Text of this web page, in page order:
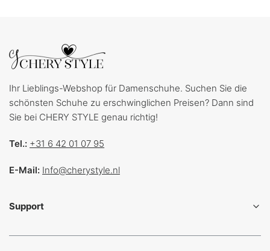
Ihr Lieblings-Webshop für Damenschuhe. Suchen Sie die
schönsten Schuhe zu erschwinglichen Preisen? Dann sind
Sie bei CHERY STYLE genau richtig!
Tel.: +31 6 42 01 07 95
E-Mail: Info@cherystyle.nl
Support